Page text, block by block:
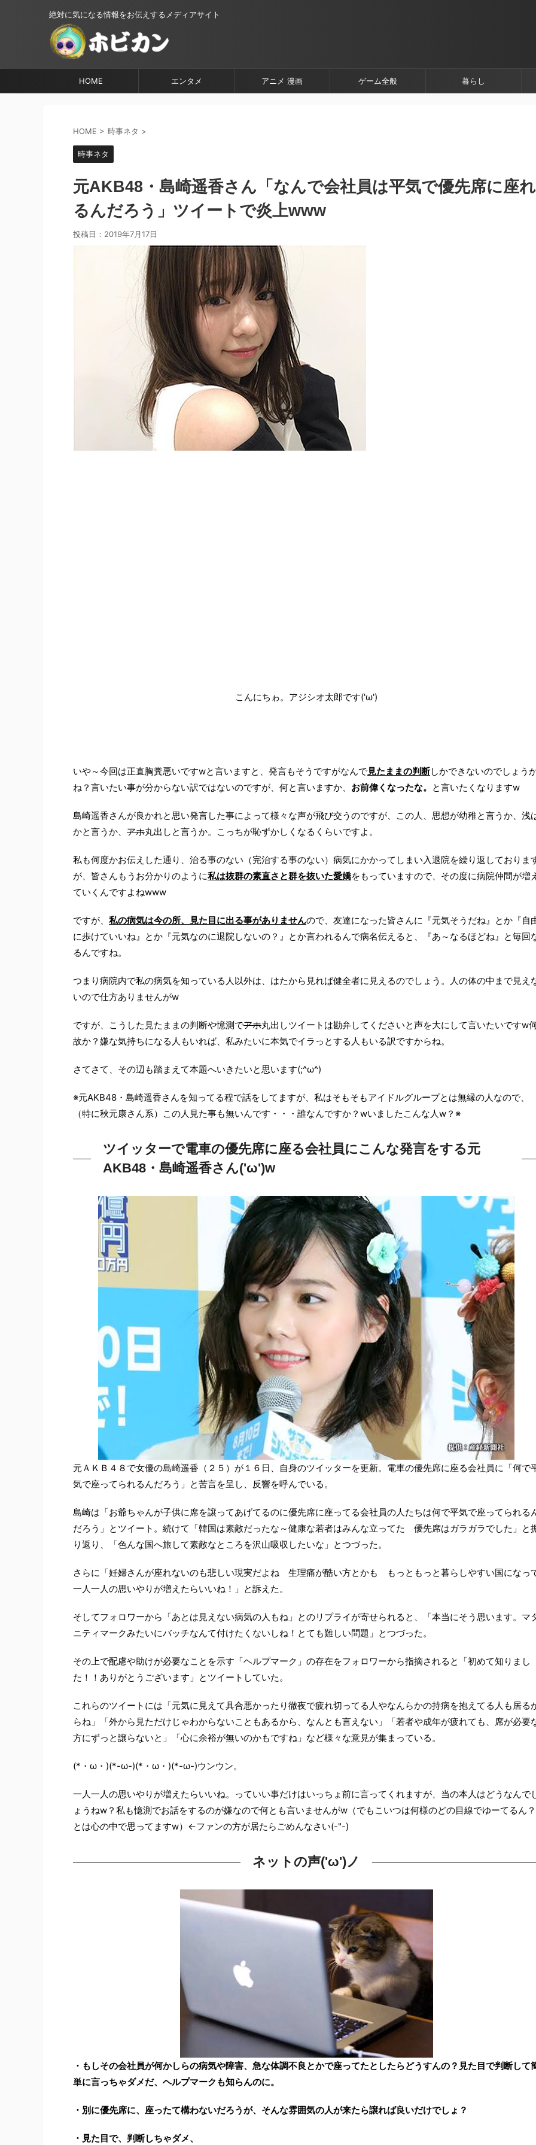
絶対に気になる情報をお伝えするメディアサイト
HOME エンタメ アニメ 漫画 ゲーム全般 暮らし
HOME > 時事ネタ >
時事ネタ
元AKB48・島崎遥香さん「なんで会社員は平気で優先席に座れ
るんだろう」ツイートで炎上www
投稿日： 2019年7月17日
こんにちゎ。アジシオ太郎です('ω')
いや～今回は正直胸糞悪いですwと言いますと、発言もそうですがなんで見たままの判断しかできないのでしょう
ね？言いたい事が分からない訳ではないのですが、何と言いますか、 お前偉くなったな。 と言いたくなりますw
島崎遥香さんが良かれと思い発言した事によって様々な声が飛び交うのですが、この人、思想が幼稚と言うか、浅
かと言うか、 アホ丸出しと言うか。こっちが恥ずかしくなるくらいですよ。
私も何度かお伝えした通り、治る事のない（完治する事のない）病気にかかってしまい入退院を繰り返しておりま
が、皆さんもうお分かりのように私は抜群の素直さと群を抜いた愛嬌をもっていますので、その度に病院仲間が増
ていくんですよねwww
ですが、 私の病気は今の所、見た目に出る事がありませんので、友達になった皆さんに『元気そうだね』とか『自
に歩けていいね』とか『元気なのに退院しないの？』とか言われるんで病名伝えると、『あ～なるほどね』と毎回
るんですね。
つまり病院内で私の病気を知っている人以外は、はたから見れば健全者に見えるのでしょう。人の体の中まで見え
いので仕方ありませんがw
ですが、こうした見たままの判断や憶測でアホ丸出しツイートは勘弁してくださいと声を大にして言いたいですw
故か？嫌な気持ちになる人もいれば、私みたいに本気でイラっとする人もいる訳ですからね。
さてさて、その辺も踏まえて本題へいきたいと思います(;^ω^)
※元AKB48・島崎遥香さんを知ってる程で話をしてますが、私はそもそもアイドルグループとは無縁の人なので、
（特に秋元康さん系）この人見た事も無いんです・・・誰なんですか？wいましたこんな人w？※
ツイッターで電車の優先席に座る会社員にこんな発言をする元
AKB48・島崎遥香さん('ω')w
元ＡＫＢ４８で女優の島崎遥香（２５）が１６日、自身のツイッターを更新。電車の優先席に座る会社員に「何で
気で座ってられるんだろう」と苦言を呈し、反響を呼んでいる。
島崎は「お爺ちゃんが子供に席を譲ってあげてるのに優先席に座ってる会社員の人たちは何で平気で座ってられる
だろう」とツイート。続けて「韓国は素敵だったな～健康な若者はみんな立ってた 優先席はガラガラでした」と
り返り、「色んな国へ旅して素敵なところを沢山吸収したいな」とつづった。
さらに「妊婦さんが座れないのも悲しい現実だよね 生理痛が酷い方とかも もっともっと暮らしやすい国になっ
一人一人の思いやりが増えたらいいね！」と訴えた。
そしてフォロワーから「あとは見えない病気の人もね」とのリプライが寄せられると、「本当にそう思います。マ
ニティマークみたいにバッチなんて付けたくないしね！とても難しい問題」とつづった。
その上で配慮や助けが必要なことを示す「ヘルプマーク」の存在をフォロワーから指摘されると「初めて知りまし
た！！ありがとうございます」とツイートしていた。
これらのツイートには「元気に見えて具合悪かったり徹夜で疲れ切ってる人やなんらかの持病を抱えてる人も居る
らね」「外から見ただけじゃわからないこともあるから、なんとも言えない」「若者や成年が疲れても、席が必要
方にずっと譲らないと」「心に余裕が無いのかもですね」など様々な意見が集まっている。
(*・ω・)(*-ω-)(*・ω・)(*-ω-)ウンウン。
一人一人の思いやりが増えたらいいね。っていい事だけはいっちょ前に言ってくれますが、当の本人はどうなんで
ょうねw？私も憶測でお話をするのが嫌なので何とも言いませんがw（でもこいつは何様のどの目線でゆーてるん？
とは心の中で思ってますw）←ファンの方が居たらごめんなさい(-"-)
ネットの声('ω')ノ
・もしその会社員が何かしらの病気や障害、急な体調不良とかで座ってたとしたらどうすんの？見た目で判断して
単に言っちゃダメだ、ヘルプマークも知らんのに。
・別に優先席に、座ったて構わないだろうが、そんな雰囲気の人が来たら譲れば良いだけでしょ？
・見た目で、判断しちゃダメ、